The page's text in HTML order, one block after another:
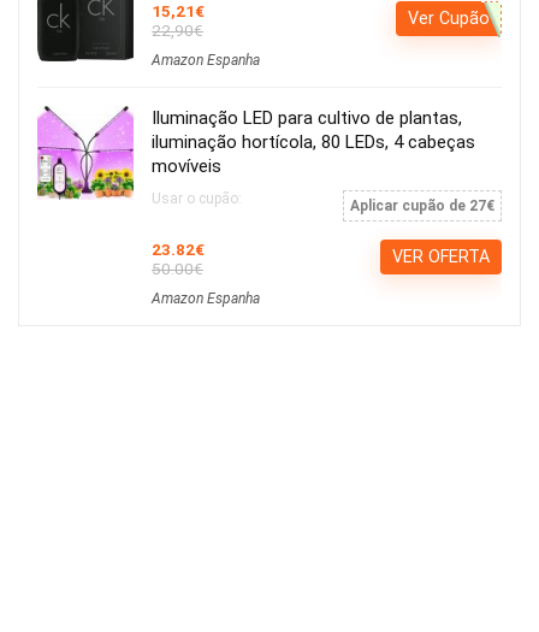
15,21€
22,90€
Amazon Espanha
Ver Cupão
Iluminação LED para cultivo de plantas,
iluminação hortícola, 80 LEDs, 4 cabeças
movíveis
Usar o cupão: Aplicar cupão de 27€
23.82€
50.00€
Amazon Espanha
VER OFERTA